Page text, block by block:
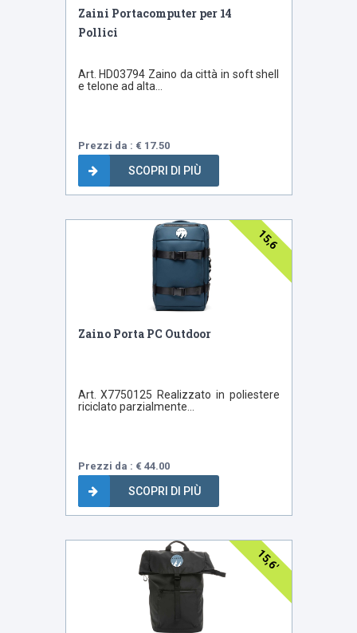
Zaini Portacomputer per 14
Pollici
Art. HD03794 Zaino da città in soft shell
e telone ad alta...
Prezzi da : € 17.50
SCOPRI DI PIÙ
15,6
Zaino Porta PC Outdoor
Art. X7750125 Realizzato in poliestere
riciclato parzialmente...
Prezzi da : € 44.00
SCOPRI DI PIÙ
15,6'